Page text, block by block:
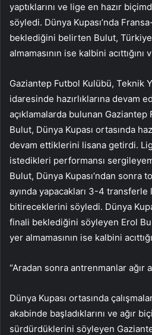
yaptıklarını ve lige en hazır
söyledi. Dünya Kupası’nda
beklediğini belirten Bulut,
almamasının ise kalbini acıttığını
Gaziantep Futbol Kulübü, Teknik
idaresinde hazırlıklarına devam
açıklamalarda bulunan
Bulut, Dünya Kupası ortasında
devam ettiklerini lisana getirdi.
istedikleri performansı
Bulut, Dünya Kupası’ndan sonra
ayında yapacakları 3-4 transferle
bitireceklerini söyledi. Dünya
finali beklediğini söyleyen Erol
yer almamasının ise kalbini
“Aradan sonra antrenmanlar ağır
Dünya Kupası ortasında
akabinde başladıklarını ve ağır
sürdürdüklerini söyleyen